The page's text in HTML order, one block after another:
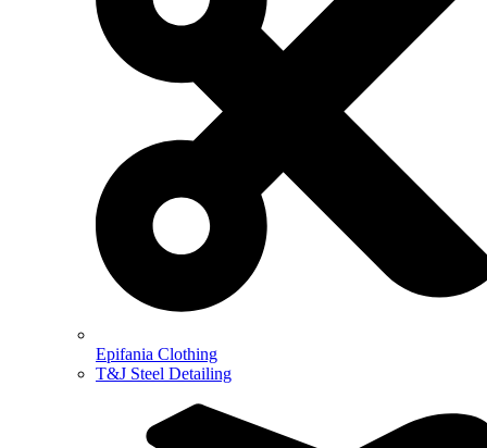
Epifania Clothing
T&J Steel Detailing